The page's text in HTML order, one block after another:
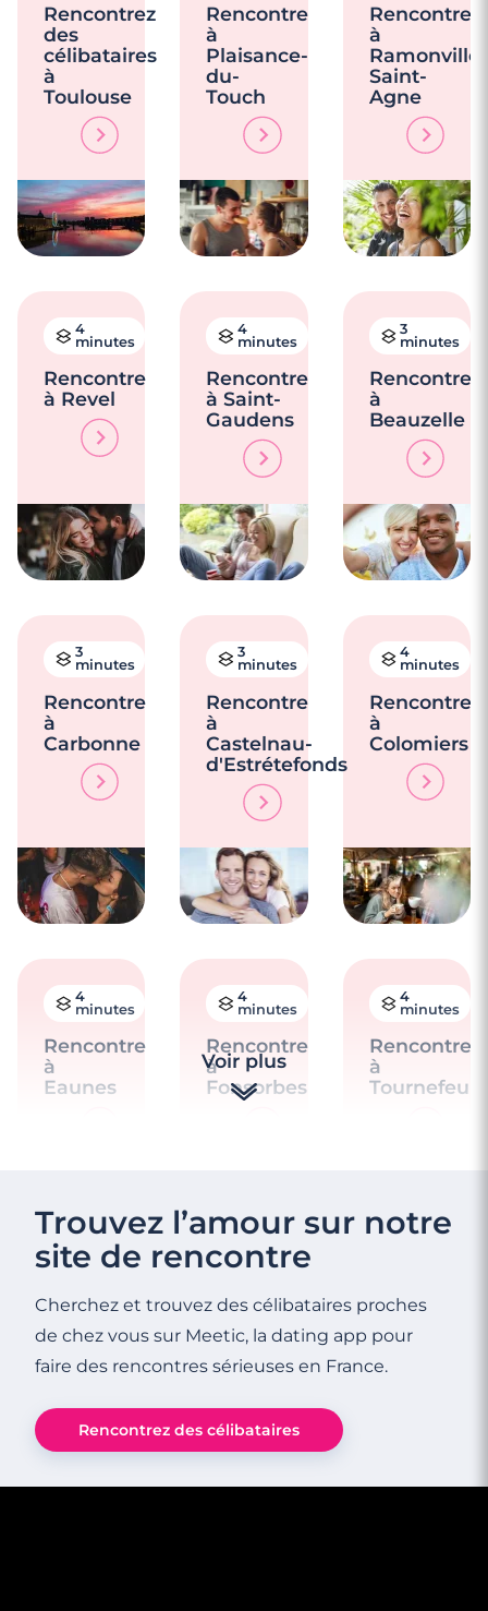
Rencontrez
des
célibataires
à
Toulouse
Rencontre
à
Plaisance-
du-
Touch
Rencontre
à
Ramonville-
Saint-
Agne
4
minutes
Rencontre
à Revel
4
minutes
Rencontre
à Saint-
Gaudens
3
minutes
Rencontre
à
Beauzelle
3
minutes
Rencontre
à
Carbonne
3
minutes
Rencontre
à
Castelnau-
d'Estrétefonds
4
minutes
Rencontre
à
Colomiers
4
minutes
Rencontre
à
Eaunes
4
minutes
Rencontre
à
Fonsorbes
4
minutes
Rencontre
à
minutes
Rencontre
Blagnac
minutes
Rencontre
Cugnaux
minutes
Rencontre
Voir plus
Trouvez l’amour sur notre
site de rencontre
Cherchez et trouvez des célibataires proches
de chez vous sur Meetic, la dating app pour
faire des rencontres sérieuses en France.
Rencontrez des célibataires